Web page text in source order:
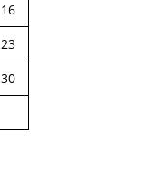
16
23
30